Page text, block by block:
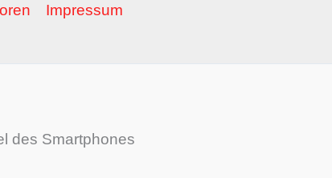
Impressum
des Smartphones